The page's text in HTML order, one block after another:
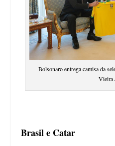
Bolsonaro entrega camisa da
Vieira
Brasil e Catar